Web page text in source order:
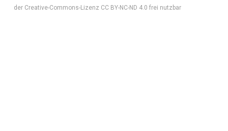
der Creative-Commons-Lizenz CC BY-NC-ND 4.0 frei nutzbar